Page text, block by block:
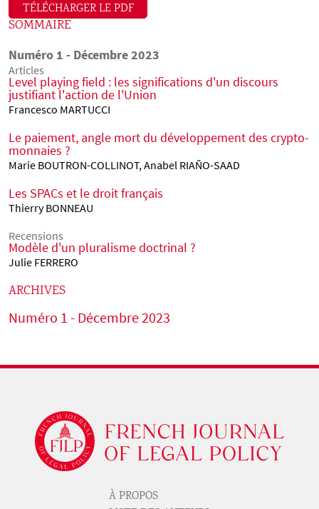
TÉLÉCHARGER LE PDF
SOMMAIRE
Numéro 1 - Décembre 2023
Articles
Level playing field : les significations d'un discours
justifiant l'action de l'Union
Francesco MARTUCCI
Le paiement, angle mort du développement des crypto-
monnaies ?
Marie BOUTRON-COLLINOT, Anabel RIAÑO-SAAD
Les SPACs et le droit français
Thierry BONNEAU
Recensions
Modèle d'un pluralisme doctrinal ?
Julie FERRERO
ARCHIVES
Numéro 1 - Décembre 2023
Pied de page revue 1
À PROPOS